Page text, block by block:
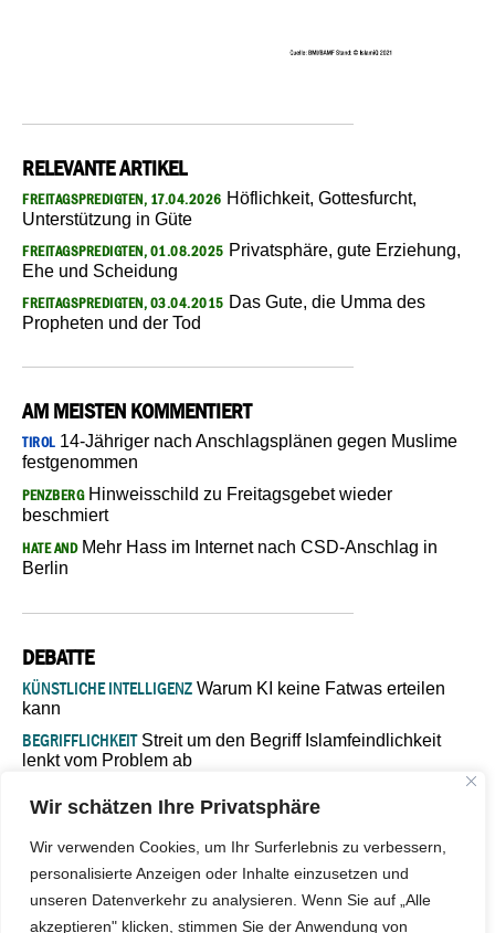
Wir schätzen Ihre Privatsphäre
Wir verwenden Cookies, um Ihr Surferlebnis zu verbessern,
personalisierte Anzeigen oder Inhalte einzusetzen und
unseren Datenverkehr zu analysieren. Wenn Sie auf „Alle
akzeptieren" klicken, stimmen Sie der Anwendung von
RELEVANTE ARTIKEL
FREITAGSPREDIGTEN, 17.04.2026 Höflichkeit, Gottesfurcht,
Unterstützung in Güte
FREITAGSPREDIGTEN, 01.08.2025 Privatsphäre, gute Erziehung,
Ehe und Scheidung
FREITAGSPREDIGTEN, 03.04.2015 Das Gute, die Umma des
Propheten und der Tod
AM MEISTEN KOMMENTIERT
TIROL14-Jähriger nach Anschlagsplänen gegen Muslime
festgenommen
PENZBERGHinweisschild zu Freitagsgebet wieder
beschmiert
HATE ANDMehr Hass im Internet nach CSD-Anschlag in
Berlin
DEBATTE
KÜNSTLICHE INTELLIGENZ Warum KI keine Fatwas erteilen
kann
BEGRIFFLICHKEITStreit um den Begriff Islamfeindlichkeit
lenkt vom Problem ab
Verantwortung bleibt“
ISLAMISCHE FAKULTÄT IN MÜNSTEREine kritische Schwelle für
die deutsche Religionspolitik
GASTBEITRAGWarum die muslimische Welt eine neue
Soziologie braucht